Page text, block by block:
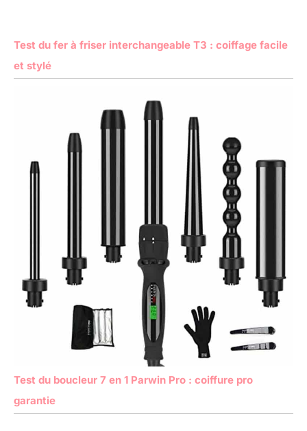
Test du fer à friser interchangeable T3 : coiffage facile
et stylé
Test du boucleur 7 en 1 Parwin Pro : coiffure pro
garantie